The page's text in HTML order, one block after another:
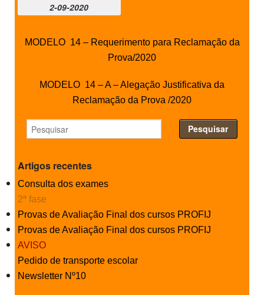
2-09-2020
MODELO 14 – Requerimento para Reclamação da
Prova/2020
MODELO 14 – A – Alegação Justificativa da
Reclamação da Prova /2020
Artigos recentes
Consulta dos exames
2ª fase
Provas de Avaliação Final dos cursos PROFIJ
Provas de Avaliação Final dos cursos PROFIJ
AVISO
Pedido de transporte escolar
Newsletter Nº10